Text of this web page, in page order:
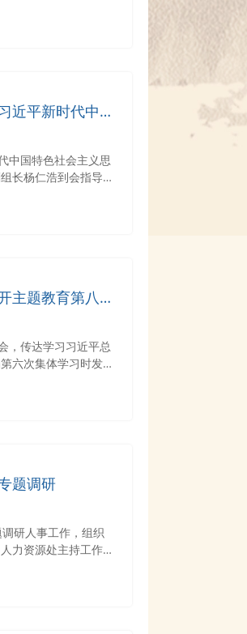
近平新时代中国
中国特色社会主义思
长杨仁浩到会指导，
主题教育第八次
，传达学习习近平总
六次集体学习时发表
题调研
研人事工作，组织
力资源处主持工作副